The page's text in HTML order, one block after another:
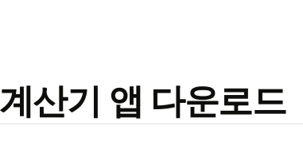
산기 앱 다운로드